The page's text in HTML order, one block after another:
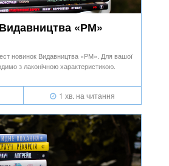
«РМ»
новинок Видавництва «РМ». Для вашої
з лаконічною характеристикою.
1 хв. на читання